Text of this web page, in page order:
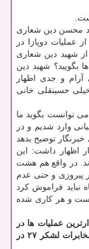
محسن دین شعاری
پس از عملیات دوپازا در
از شهید دین شعاری
بگویید؟ شهید دین
و جدی اظهار
حسینقلی خانی
توانست بگوید ما
وارد شدیم و در
توضیح بدهد
اظهار داشت: این
در واقع هم هشت
پیروزی و حتی عدم
نباید فراموش کرد
و هر کاری شده
عملیات ها در
طول دفاع مقدس بوده است، سردار از نقش مخابرات لشکر ۲۷ در